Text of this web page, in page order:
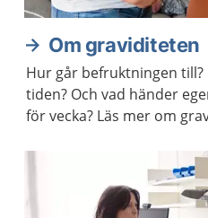
Om graviditeten
Hur går befruktningen
tiden? Och vad händer
för vecka? Läs mer om